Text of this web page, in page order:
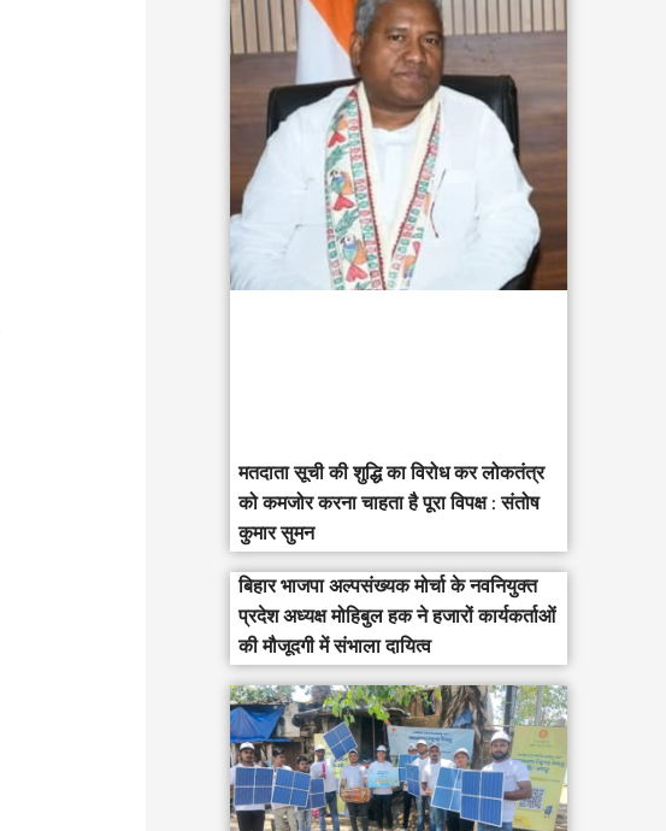
मतदाता सूची की शुद्धि का विरोध कर लोकतंत्र
को कमजोर करना चाहता है पूरा विपक्ष : संतोष
कुमार सुमन
बिहार भाजपा अल्पसंख्यक मोर्चा के नवनियुक्त
प्रदेश अध्यक्ष मोहिबुल हक ने हजारों कार्यकर्ताओं
की मौजूदगी में संभाला दायित्व